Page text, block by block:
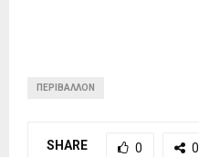
ΠΕΡΙΒΆΛΛΟΝ
SHARE 0 0